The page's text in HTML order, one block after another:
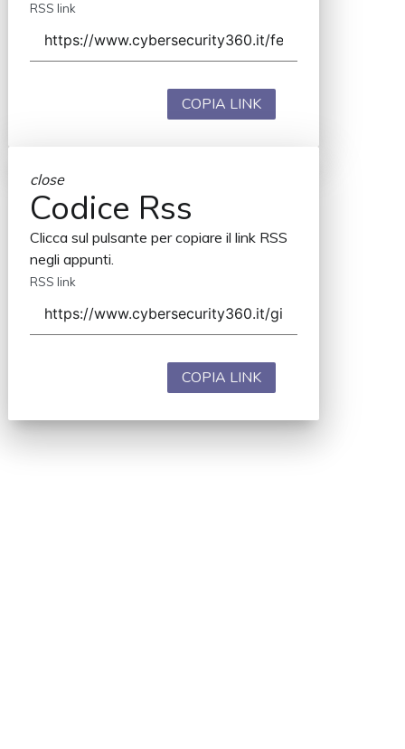
RSS link
COPIA LINK
close
Codice Rss
Clicca sul pulsante per copiare il link RSS
negli appunti.
RSS link
COPIA LINK